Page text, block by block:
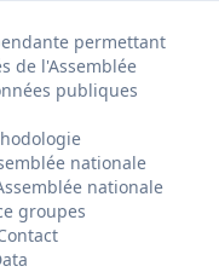
permettant
de l'Assemblée
publiques
nationale
nationale
groupes